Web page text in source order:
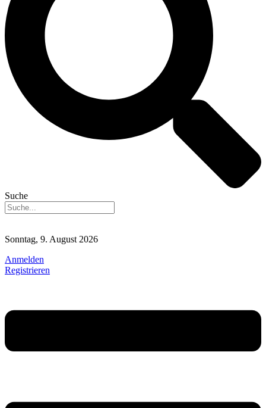
Suche
Sonntag, 9. August 2026
Anmelden
Registrieren